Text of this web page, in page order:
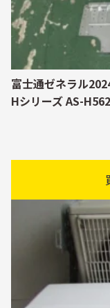
富士通ゼネラル
Hシリーズ AS-